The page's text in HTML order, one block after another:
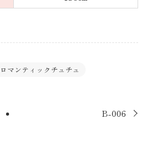
ロマンティックチュチュ
B-006